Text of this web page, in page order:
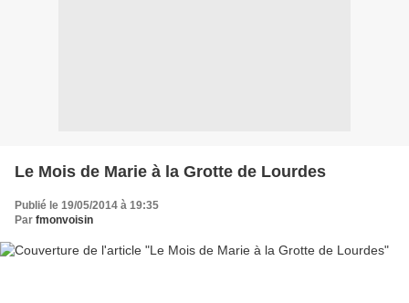
Le Mois de Marie à la Grotte de Lourdes
Publié le 19/05/2014 à 19:35
Par fmonvoisin